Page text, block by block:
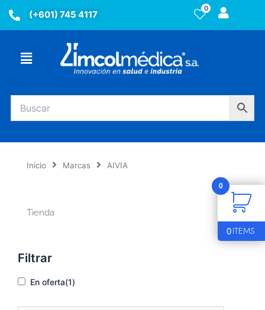
(+601) 745 4117
0
Menú
Inicio Marcas AIVIA
Tienda
Filtrar
En oferta(1)
0
0ITEMS